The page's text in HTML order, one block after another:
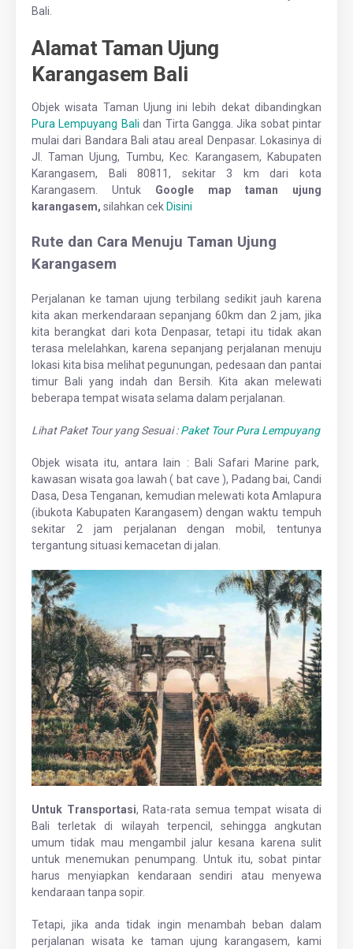
Bali.
Alamat Taman Ujung
Karangasem Bali
Objek wisata Taman Ujung ini lebih dekat dibandingkan
Pura Lempuyang Bali dan Tirta Gangga. Jika sobat pintar
mulai dari Bandara Bali atau areal Denpasar. Lokasinya di
Jl. Taman Ujung, Tumbu, Kec. Karangasem, Kabupaten
Karangasem, Bali 80811, sekitar 3 km dari kota
Karangasem. Untuk Google map taman ujung
karangasem, silahkan cek Disini
Rute dan Cara Menuju Taman Ujung
Karangasem
Perjalanan ke taman ujung terbilang sedikit jauh karena
kita akan merkendaraan sepanjang 60km dan 2 jam, jika
kita berangkat dari kota Denpasar, tetapi itu tidak akan
terasa melelahkan, karena sepanjang perjalanan menuju
lokasi kita bisa melihat pegunungan, pedesaan dan pantai
timur Bali yang indah dan Bersih. Kita akan melewati
beberapa tempat wisata selama dalam perjalanan.
Lihat Paket Tour yang Sesuai :Paket Tour Pura Lempuyang
Objek wisata itu, antara lain : Bali Safari Marine park,
kawasan wisata goa lawah ( bat cave ), Padang bai, Candi
Dasa, Desa Tenganan, kemudian melewati kota Amlapura
(ibukota Kabupaten Karangasem) dengan waktu tempuh
sekitar 2 jam perjalanan dengan mobil, tentunya
tergantung situasi kemacetan di jalan.
Untuk Transportasi, Rata-rata semua tempat wisata di
Bali terletak di wilayah terpencil, sehingga angkutan
umum tidak mau mengambil jalur kesana karena sulit
untuk menemukan penumpang. Untuk itu, sobat pintar
harus menyiapkan kendaraan sendiri atau menyewa
kendaraan tanpa sopir.
Tetapi, jika anda tidak ingin menambah beban dalam
perjalanan wisata ke taman ujung karangasem, kami